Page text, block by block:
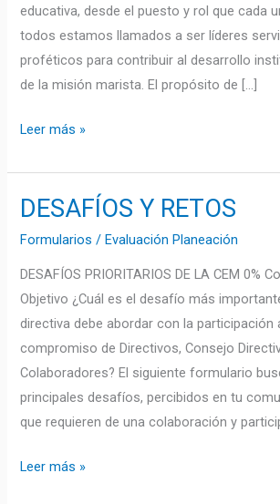
educativa, desde el puesto y rol que cada
todos estamos llamados a ser líderes
proféticos para contribuir al desarrollo
de la misión marista. El propósito de […]
Leer más »
DESAFÍOS Y RETOS
Formularios /Evaluación Planeación
DESAFÍOS PRIORITARIOS DE LA CEM 0%
Objetivo ¿Cuál es el desafío más
directiva debe abordar con la participación
compromiso de Directivos, Consejo
Colaboradores? El siguiente formulario
principales desafíos, percibidos en tu
que requieren de una colaboración y
DESAFÍOS
Leer más »